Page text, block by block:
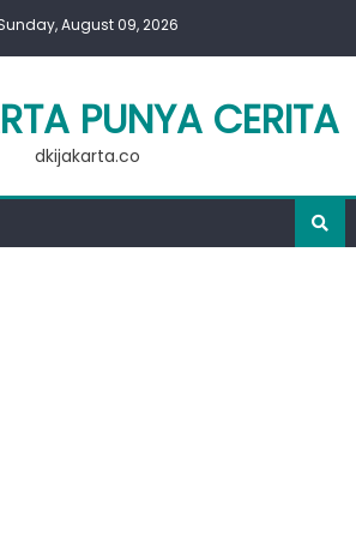
August 09, 2026
PUNYA CERITA
dkijakarta.co